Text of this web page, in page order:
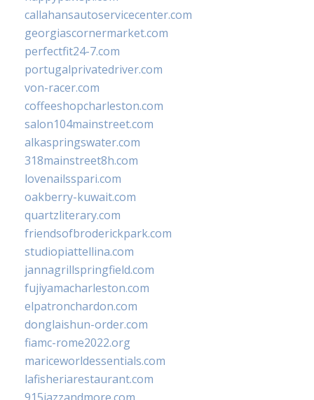
callahansautoservicecenter.com
georgiascornermarket.com
perfectfit24-7.com
portugalprivatedriver.com
von-racer.com
coffeeshopcharleston.com
salon104mainstreet.com
alkaspringswater.com
318mainstreet8h.com
lovenailsspari.com
oakberry-kuwait.com
quartzliterary.com
friendsofbroderickpark.com
studiopiattellina.com
jannagrillspringfield.com
fujiyamacharleston.com
elpatronchardon.com
donglaishun-order.com
fiamc-rome2022.org
mariceworldessentials.com
lafisheriarestaurant.com